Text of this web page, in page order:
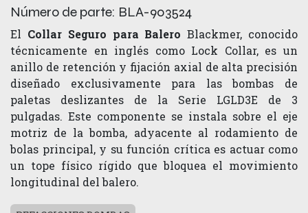
Número de parte: BLA-903524
El Collar Seguro para Balero Blackmer, conocido
técnicamente en inglés como Lock Collar, es un
anillo de retención y fijación axial de alta precisión
diseñado exclusivamente para las bombas de
paletas deslizantes de la Serie LGLD3E de 3
pulgadas. Este componente se instala sobre el eje
motriz de la bomba, adyacente al rodamiento de
bolas principal, y su función crítica es actuar como
un tope físico rígido que bloquea el movimiento
longitudinal del balero.